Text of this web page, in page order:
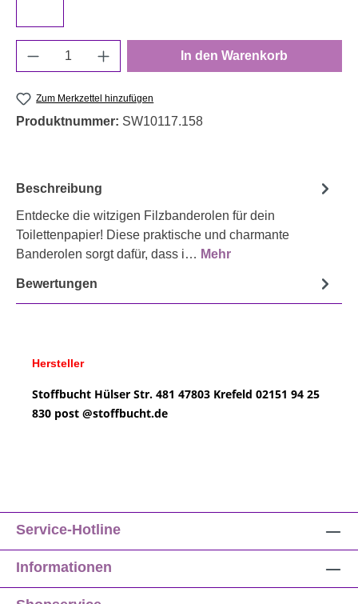
Produkt Anzahl: Gib den gewünschten
In den Warenkorb
Zum Merkzettel hinzufügen
Produktnummer: SW10117.158
Beschreibung
Entdecke die witzigen Filzbanderolen für dein
Toilettenpapier! Diese praktische und charmante
Banderolen sorgt dafür, dass i… Mehr
Bewertungen
Hersteller
Stoffbucht Hülser Str. 481 47803 Krefeld 02151 94 25
830 post @stoffbucht.de
Service-Hotline
Informationen